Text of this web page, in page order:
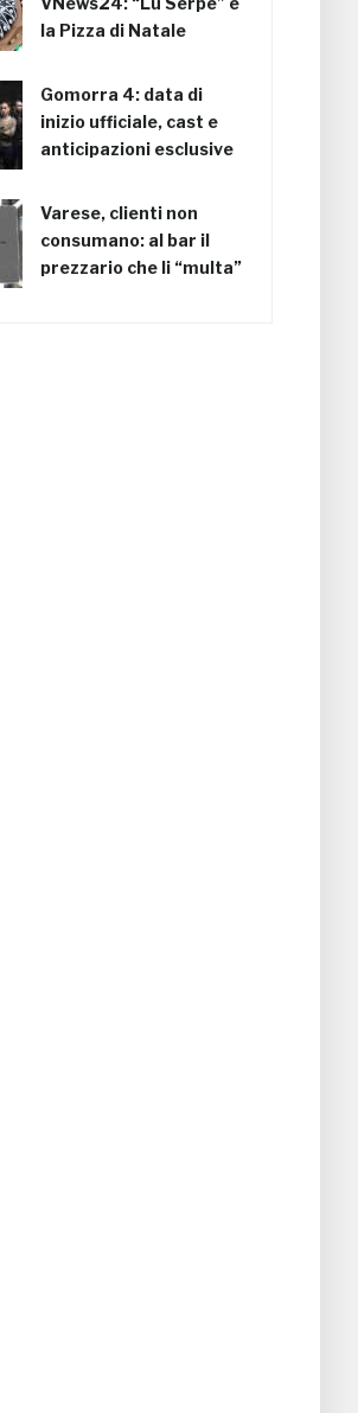
la Pizza di Natale
Gomorra 4: data di
inizio ufficiale, cast e
anticipazioni esclusive
Varese, clienti non
consumano: al bar il
prezzario che li “multa”